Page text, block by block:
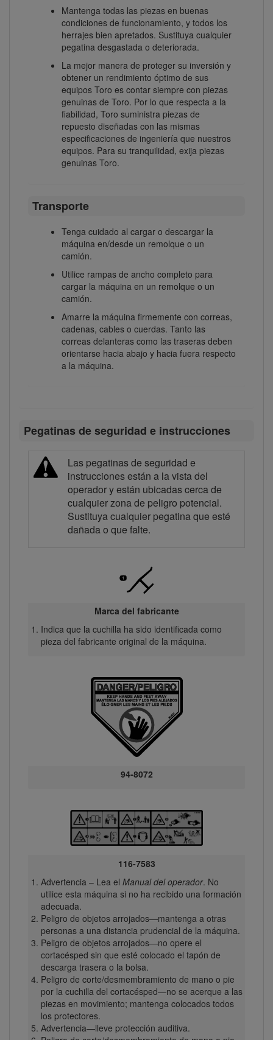
Mantenga todas las piezas en buenas
condiciones de funcionamiento, y todos los
herrajes bien apretados. Sustituya cualquier
pegatina desgastada o deteriorada.
La mejor manera de proteger su inversión y
obtener un rendimiento óptimo de sus
equipos Toro es contar siempre con piezas
genuinas de Toro. Por lo que respecta a la
fiabilidad, Toro suministra piezas de
repuesto diseñadas con las mismas
especificaciones de ingeniería que nuestros
equipos. Para su tranquilidad, exija piezas
genuinas Toro.
Transporte
Tenga cuidado al cargar o descargar la
máquina en/desde un remolque o un
camión.
Utilice rampas de ancho completo para
cargar la máquina en un remolque o un
camión.
Amarre la máquina firmemente con correas,
cadenas, cables o cuerdas. Tanto las
correas delanteras como las traseras deben
orientarse hacia abajo y hacia fuera respecto
a la máquina.
Pegatinas de seguridad e instrucciones
Las pegatinas de seguridad e
instrucciones están a la vista del
operador y están ubicadas cerca de
cualquier zona de peligro potencial.
Sustituya cualquier pegatina que esté
dañada o que falte.
Marca del fabricante
Indica que la cuchilla ha sido identificada como
pieza del fabricante original de la máquina.
94-8072
116-7583
Advertencia – Lea el Manual del operador. No
utilice esta máquina si no ha recibido una formación
adecuada.
Peligro de objetos arrojados—mantenga a otras
personas a una distancia prudencial de la máquina.
Peligro de objetos arrojados—no opere el
cortacésped sin que esté colocado el tapón de
descarga trasera o la bolsa.
Peligro de corte/desmembramiento de mano o pie
por la cuchilla del cortacésped—no se acerque a las
piezas en movimiento; mantenga colocados todos
los protectores.
Advertencia—lleve protección auditiva.